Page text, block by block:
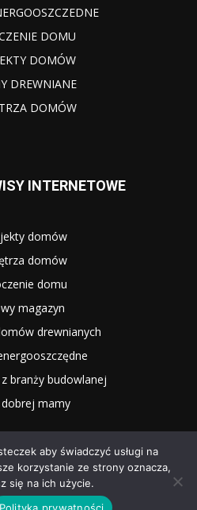
DOMU
DOMÓW
DREWNIANE
DOMÓW
INTERNETOWE
domów
domów
domu
magazyn
drewnianych
branży budowlanej
mamy
aby świadczyć usługi na
korzystanie ze strony oznacza,
się na ich użycie.
Polityka prywatności